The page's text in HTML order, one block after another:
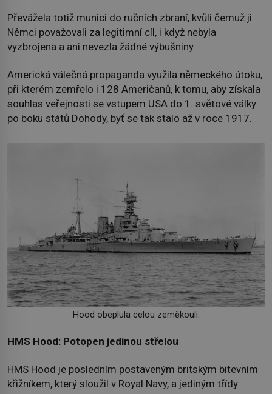
Převážela totiž munici do ručních zbraní, kvůli čemuž ji
Němci považovali za legitimní cíl, i když nebyla
vyzbrojena a ani nevezla žádné výbušniny.
Americká válečná propaganda využila německého útoku,
při kterém zemřelo i 128 Američanů, k tomu, aby získala
souhlas veřejnosti se vstupem USA do 1. světové války
po boku států Dohody, byť se tak stalo až v roce 1917.
Hood obeplula celou zeměkouli.
HMS Hood: Potopen jedinou střelou
HMS Hood je posledním postaveným britským bitevním
křižníkem, který sloužil v Royal Navy, a jediným třídy